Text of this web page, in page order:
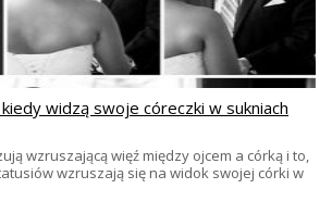
widzą swoje córeczki w sukniach
wzruszającą więź między ojcem a córką i to,
wzruszają się na widok swojej córki w